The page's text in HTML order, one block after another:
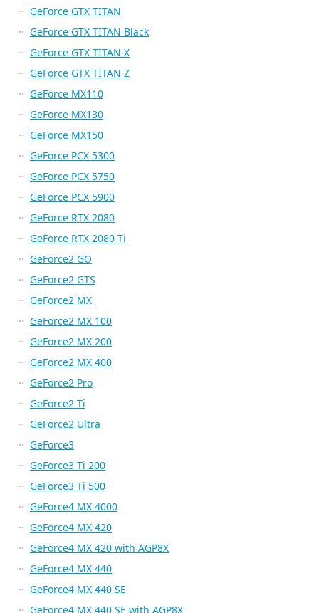
GeForce GTX TITAN
GeForce GTX TITAN Black
GeForce GTX TITAN X
GeForce GTX TITAN Z
GeForce MX110
GeForce MX130
GeForce MX150
GeForce PCX 5300
GeForce PCX 5750
GeForce PCX 5900
GeForce RTX 2080
GeForce RTX 2080 Ti
GeForce2 GO
GeForce2 GTS
GeForce2 MX
GeForce2 MX 100
GeForce2 MX 200
GeForce2 MX 400
GeForce2 Pro
GeForce2 Ti
GeForce2 Ultra
GeForce3
GeForce3 Ti 200
GeForce3 Ti 500
GeForce4 MX 4000
GeForce4 MX 420
GeForce4 MX 420 with AGP8X
GeForce4 MX 440
GeForce4 MX 440 SE
GeForce4 MX 440 SE with AGP8X